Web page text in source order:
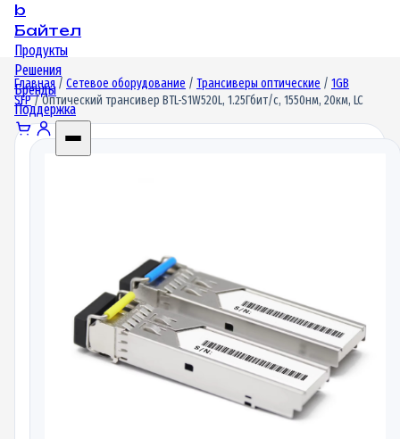
b
Байтел
Продукты
Решения
Бренды
Поддержка
Главная/ Сетевое оборудование / Трансиверы оптические / 1GB
SFP/ Оптический трансивер BTL-S1W520L, 1.25Гбит/c, 1550нм, 20км, LC